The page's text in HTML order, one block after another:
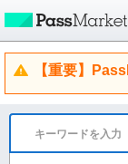
【重要】